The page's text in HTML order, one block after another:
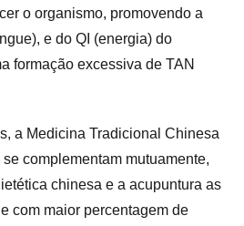
o organismo, promovendo a
e do QI (energia) do
formação excessiva de TAN
a Medicina Tradicional Chinesa
complementam mutuamente,
chinesa e a acupuntura as
com maior percentagem de